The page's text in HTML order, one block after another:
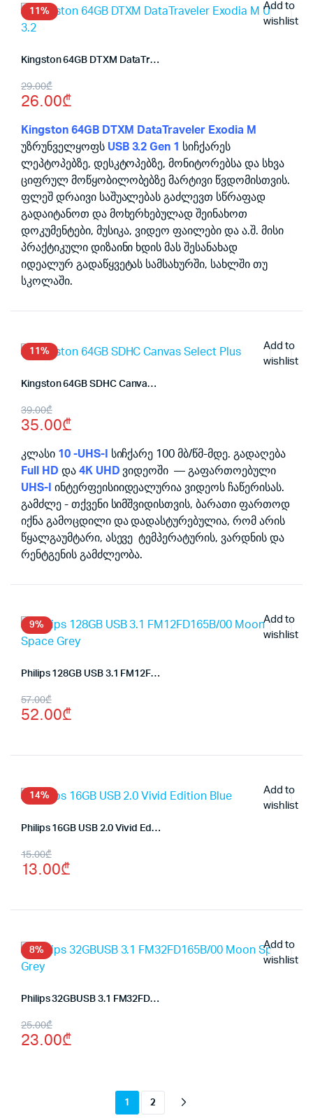
11%
Add to
wishlist
Kingston 64GB DTXM DataTraveler Exodia M USB 3.2
29.00₾
Original
price
was:
29.00₾.
26.00₾
Current
price
is:
26.00₾.
Kingston 64GB DTXM DataTraveler Exodia M
უზრუნველყოფს USB 3.2 Gen 1 სიჩქარეს
ლეპტოპებზე, დესკტოპებზე, მონიტორებსა და სხვა
ციფრულ მოწყობილობებზე მარტივი წვდომისთვის.
ფლეშ დრაივი საშუალებას გაძლევთ სწრაფად
გადაიტანოთ და მოხერხებულად შეინახოთ
დოკუმენტები, მუსიკა, ვიდეო ფაილები და ა.შ. მისი
პრაქტიკული დიზაინი ხდის მას შესანახად
იდეალურ გადაწყვეტას სამსახურში, სახლში თუ
სკოლაში.
11%
Add to
wishlist
Kingston 64GB SDHC Canvas Select Plus
39.00₾
Original
price
was:
39.00₾.
35.00₾
Current
price
is:
35.00₾.
კლასი 10 -UHS-I
სიჩქარე 100 მბ/წმ-მდე. გადაღება
Full HD და 4K UHD ვიდეოში — გაფართოებული
UHS-I ინტერფეისიიდეალურია ვიდეოს ჩაწერისას.
გამძლე - თქვენი სიმშვიდისთვის, ბარათი ფართოდ
იქნა გამოცდილი და დადასტურებულია, რომ არის
წყალგაუმტარი, ასევე ტემპერატურის, ვარდნის და
რენტგენის გამძლეობა.
9%
Add to
wishlist
Philips 128GB USB 3.1 FM12FD165B/00 Moon Space Grey
57.00₾
Original
price
52.00₾
Current
price
14%
Add to
wishlist
Philips 16GB USB 2.0 Vivid Edition Blue
15.00₾
Original
price
13.00₾
Current
price
8%
Add to
wishlist
Philips 32GBUSB 3.1 FM32FD165B/00 Moon Space Grey
25.00₾
Original
price
23.00₾
Current
price
1 2